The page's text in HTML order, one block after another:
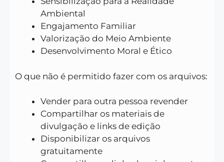
Ambiental
Engajamento Familiar
Valorização do Meio Ambiente
Desenvolvimento Moral e Ético
O que não é permitido fazer com os arquivos:
Vender para outra pessoa revender
Compartilhar os materiais de
divulgação e links de edição
Disponibilizar os arquivos
gratuitamente